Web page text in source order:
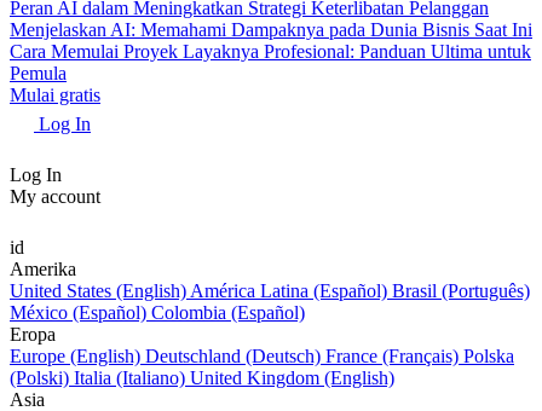
Peran AI dalam Meningkatkan Strategi Keterlibatan Pelanggan
Menjelaskan AI: Memahami Dampaknya pada Dunia Bisnis Saat Ini
Cara Memulai Proyek Layaknya Profesional: Panduan Ultima untuk
Pemula
Mulai gratis
Log In
Log In
My account
id
Amerika
United States (English) América Latina (Español) Brasil (Português)
México (Español) Colombia (Español)
Eropa
Europe (English) Deutschland (Deutsch) France (Français) Polska
(Polski) Italia (Italiano) United Kingdom (English)
Asia